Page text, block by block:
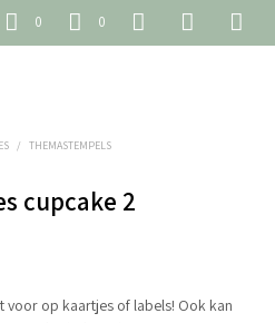
0 0
/ THEMASTEMPELS
cupcake 2
voor op kaartjes of labels! Ook kan